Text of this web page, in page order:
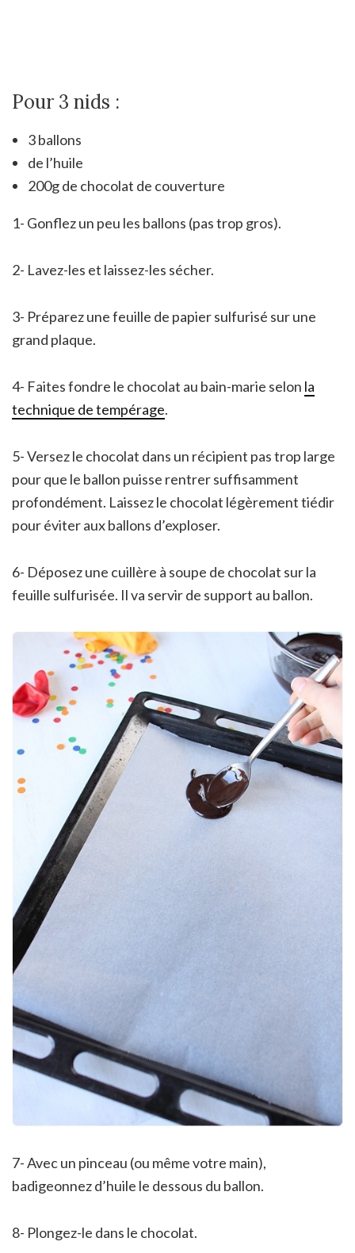
Pour 3 nids :
3 ballons
de l’huile
200g de chocolat de couverture
1- Gonflez un peu les ballons (pas trop gros).
2- Lavez-les et laissez-les sécher.
3- Préparez une feuille de papier sulfurisé sur une
grand plaque.
4- Faites fondre le chocolat au bain-marie selon la
technique de tempérage.
5- Versez le chocolat dans un récipient pas trop large
pour que le ballon puisse rentrer suffisamment
profondément. Laissez le chocolat légèrement tiédir
pour éviter aux ballons d’exploser.
6- Déposez une cuillère à soupe de chocolat sur la
feuille sulfurisée. Il va servir de support au ballon.
7- Avec un pinceau (ou même votre main),
badigeonnez d’huile le dessous du ballon.
8- Plongez-le dans le chocolat.